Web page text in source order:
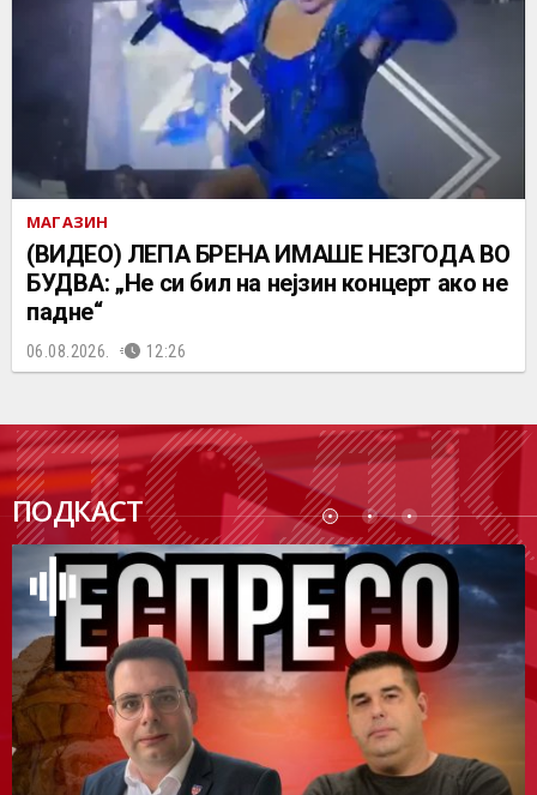
МАГАЗИН
(ВИДЕО) ЛЕПА БРЕНА ИМАШЕ НЕЗГОДА ВО
БУДВА: „Не си бил на нејзин концерт ако не
падне“
06.08.2026. 12:26
ПОДКАСТ
ПОДК
АСТ